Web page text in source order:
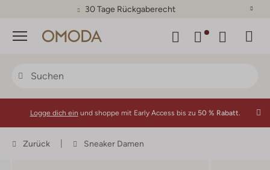
30 Tage Rückgaberecht
Menü
Logge dich ein und shoppe mit Early Access bis zu 50 % Rabatt.
Zurück Sneaker Damen